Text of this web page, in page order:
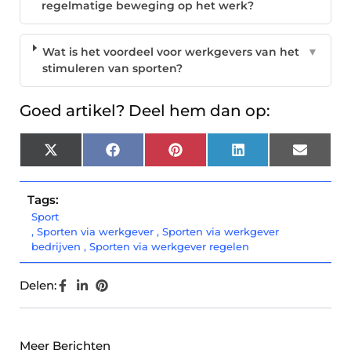
regelmatige beweging op het werk?
Wat is het voordeel voor werkgevers van het
stimuleren van sporten?
▼
Goed artikel? Deel hem dan op:
X
(Twitter)
Facebook Pinterest LinkedIn Email
Tags:
Sport
, Sporten via werkgever , Sporten via werkgever
bedrijven , Sporten via werkgever regelen
Delen:
Meer Berichten